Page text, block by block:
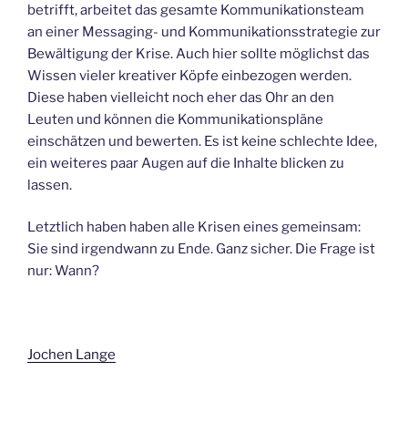
betrifft, arbeitet das gesamte Kommunikationsteam
an einer Messaging- und Kommunikationsstrategie zur
Bewältigung der Krise. Auch hier sollte möglichst das
Wissen vieler kreativer Köpfe einbezogen werden.
Diese haben vielleicht noch eher das Ohr an den
Leuten und können die Kommunikationspläne
einschätzen und bewerten. Es ist keine schlechte Idee,
ein weiteres paar Augen auf die Inhalte blicken zu
lassen.
Letztlich haben haben alle Krisen eines gemeinsam:
Sie sind irgendwann zu Ende. Ganz sicher. Die Frage ist
nur: Wann?
Jochen Lange